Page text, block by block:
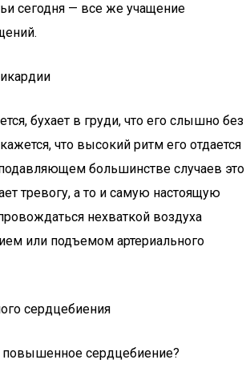
сегодня — все же учащение
бухает в груди, что его слышно без
что высокий ритм его отдается
большинстве случаев это
тревогу, а то и самую настоящую
нехваткой воздуха
или подъемом артериального
сердцебиения
сердцебиение?